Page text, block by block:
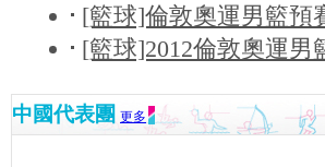
[籃球]倫敦奧運男籃預
[籃球]2012倫敦奧運
中國代表團 更多